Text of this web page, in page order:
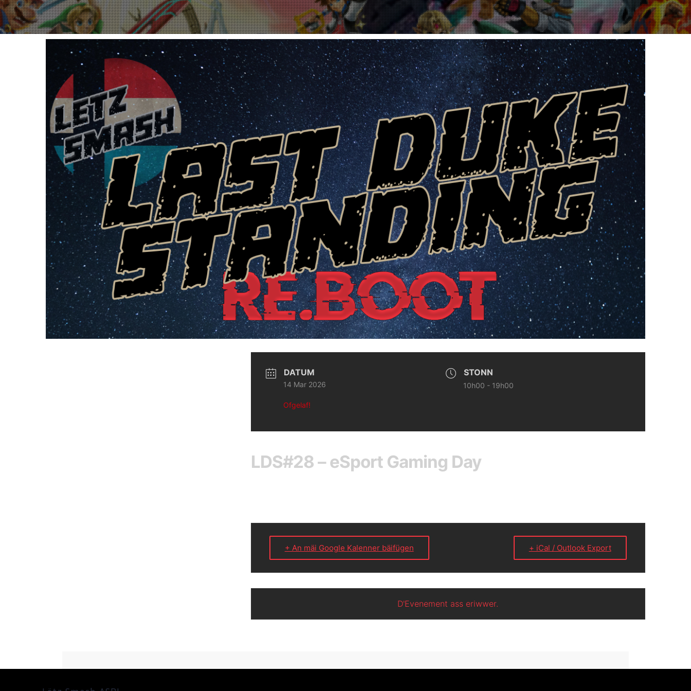
DATUM
14 Mar 2026
Ofgelaf!
STONN
10h00 - 19h00
LDS#28 – eSport Gaming Day
+ An mäi Google Kalenner bäifügen + iCal / Outlook Export
D'Evenement ass eriwwer.